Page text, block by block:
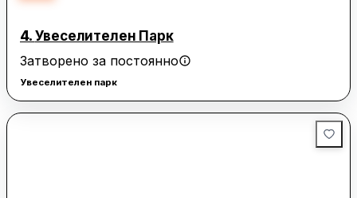
4. Увеселителен Парк
Затворено за постоянно
Увеселителен парк